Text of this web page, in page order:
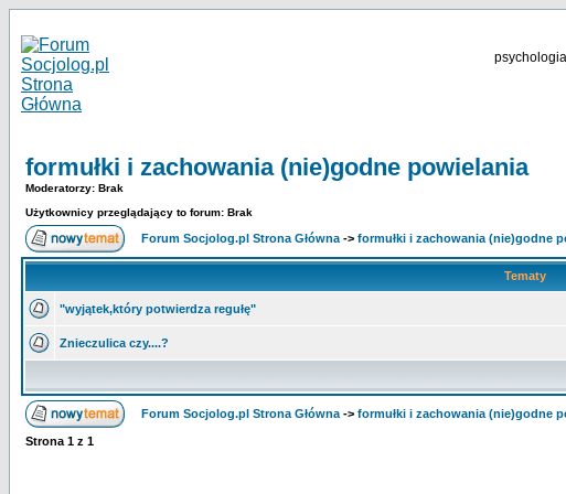
formułki i zachowania (nie)godne powielania
Moderatorzy: Brak
Użytkownicy przeglądający to forum: Brak
Forum Socjolog.pl Strona Główna -> formułki i zachowania (nie)godne
Tematy
"wyjątek,który potwierdza regułę"
Znieczulica czy....?
Forum Socjolog.pl Strona Główna -> formułki i zachowania (nie)godne
Strona 1 z 1